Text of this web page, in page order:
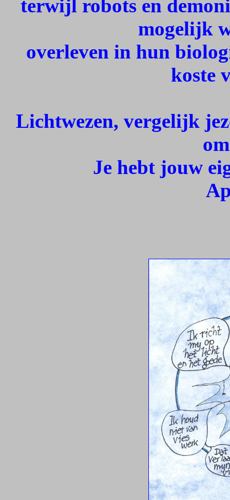
terwijl robots en
mogelijk
overleven in hun
koste
Lichtwezen, vergelijk
Je hebt jouw